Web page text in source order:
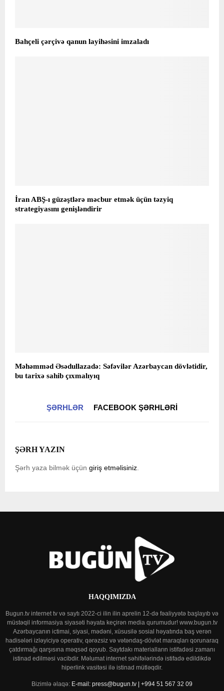
Bahçeli çərçivə qanun layihəsini imzaladı
İran ABŞ-ı güzəştlərə məcbur etmək üçün təzyiq
strategiyasını genişləndirir
Məhəmməd Əsədullazadə: Səfəvilər Azərbaycan dövlətidir,
bu tarixə sahib çıxmalıyıq
ŞƏRHLƏR FACEBOOK ŞƏRHLƏRI
ŞƏRH YAZIN
Şərh yaza bilmək üçün giriş etməlisiniz.
HAQQIMIZDA
Bugun.tv internet tv və saytı 2022-ci ilin ilin aprelin 12-də fəaliyyətə başlayıb və
müstəqil informasiya siyasəti həyata keçirən media qurumudur! www.bugun.tv
Azərbaycanın ictimai, siyasi, mədəni, xüsusilə sosial həyatında baş verən
hadisələri izləyiciyə operativ, qərəzsiz və vətəndaş-dövlət maraqları qorunaraq
çatdırmağı qarşısına məqsəd qoyub. Saytdakı materialların istifadəsi zamanı
istinad edilməsi vacibdir. Məlumat internet səhifələrində istifadə edildikdə
hiperlink vasitəsi ilə istinad mütləqdir.
Bizimlə əlaqə: E-mail: press@bugun.tv | +994 51 567 32 09